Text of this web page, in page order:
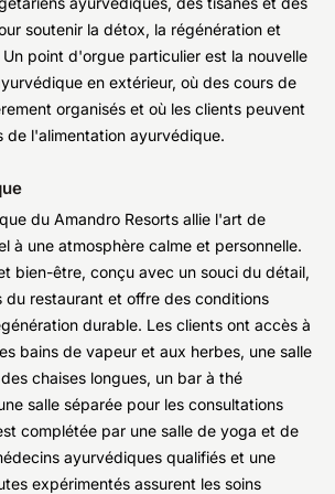
soutenir la détox, la régénération et
point d'orgue particulier est la nouvelle
en extérieur, où des cours de
organisés et où les clients peuvent
de l'alimentation ayurvédique.
du Amandro Resorts allie l'art de
à une atmosphère calme et personnelle.
bien-être, conçu avec un souci du détail,
du restaurant et offre des conditions
durable. Les clients ont accès à
bains de vapeur et aux herbes, une salle
chaises longues, un bar à thé
salle séparée pour les consultations
complétée par une salle de yoga et de
ayurvédiques qualifiés et une
expérimentés assurent les soins